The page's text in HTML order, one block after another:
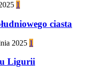
1
ciasta
2025 1
Ligurii